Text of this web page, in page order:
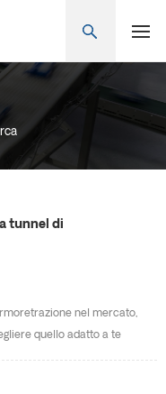
tunnel di
nel mercato,
quello adatto a te
confezionatrice